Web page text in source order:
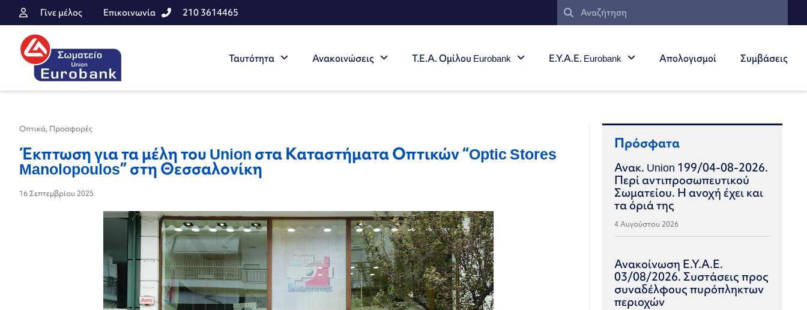
Γίνε μέλος Επικοινωνία 210 3614465
Ταυτότητα Ανακοινώσεις Τ.Ε.Α. Ομίλου Eurobank Ε.Υ.Α.Ε. Eurobank Απολογισμοί Συμβάσεις
Οπτικά, Προσφορές
Έκπτωση για τα μέλη του Union στα Καταστήματα Οπτικών “Optic Stores
Manolopoulos” στη Θεσσαλονίκη
16 Σεπτεμβρίου 2025
Πρόσφατα
Ανακ. Union 199/04-08-2026.
Περί αντιπροσωπευτικού
Σωματείου. Η ανοχή έχει και
τα όριά της
4 Αυγούστου 2026
Ανακοίνωση Ε.Υ.Α.Ε.
03/08/2026. Συστάσεις προς
συναδέλφους πυρόπληκτων
περιοχών